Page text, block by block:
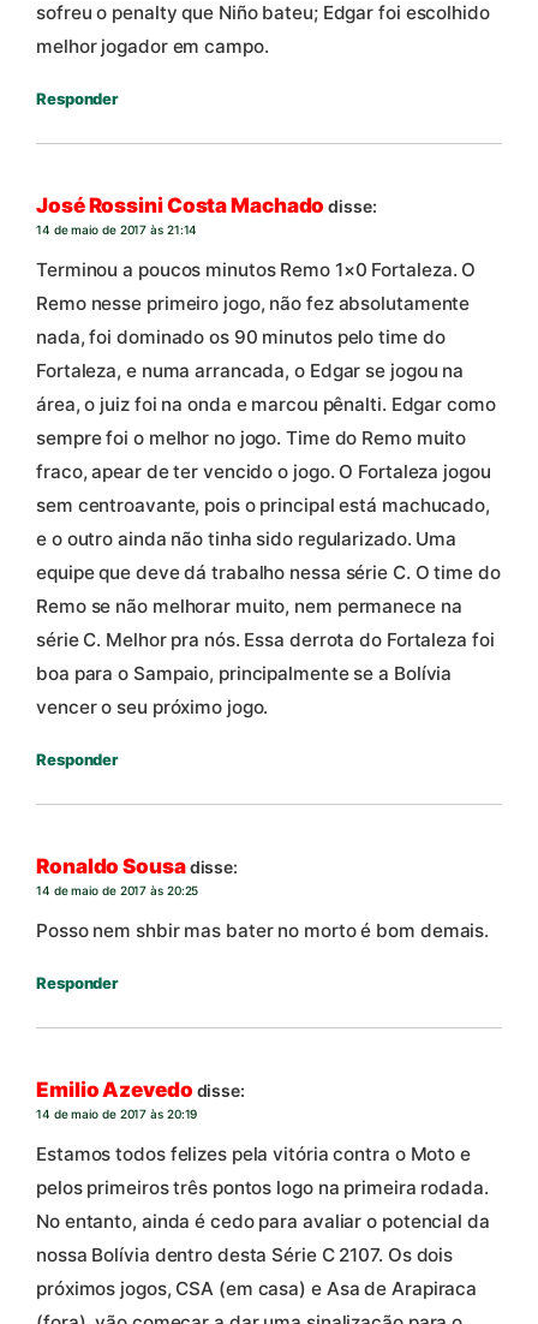
sofreu o penalty que Niño bateu; Edgar foi escolhido
melhor jogador em campo.
Responder
José Rossini Costa Machado disse:
14 de maio de 2017 às 21:14
Terminou a poucos minutos Remo 1×0 Fortaleza. O
Remo nesse primeiro jogo, não fez absolutamente
nada, foi dominado os 90 minutos pelo time do
Fortaleza, e numa arrancada, o Edgar se jogou na
área, o juiz foi na onda e marcou pênalti. Edgar como
sempre foi o melhor no jogo. Time do Remo muito
fraco, apear de ter vencido o jogo. O Fortaleza jogou
sem centroavante, pois o principal está machucado,
e o outro ainda não tinha sido regularizado. Uma
equipe que deve dá trabalho nessa série C. O time do
Remo se não melhorar muito, nem permanece na
série C. Melhor pra nós. Essa derrota do Fortaleza foi
boa para o Sampaio, principalmente se a Bolívia
vencer o seu próximo jogo.
Responder
Ronaldo Sousadisse:
14 de maio de 2017 às 20:25
Posso nem shbir mas bater no morto é bom demais.
Responder
Emilio Azevedo disse:
14 de maio de 2017 às 20:19
Estamos todos felizes pela vitória contra o Moto e
pelos primeiros três pontos logo na primeira rodada.
No entanto, ainda é cedo para avaliar o potencial da
nossa Bolívia dentro desta Série C 2107. Os dois
próximos jogos, CSA (em casa) e Asa de Arapiraca